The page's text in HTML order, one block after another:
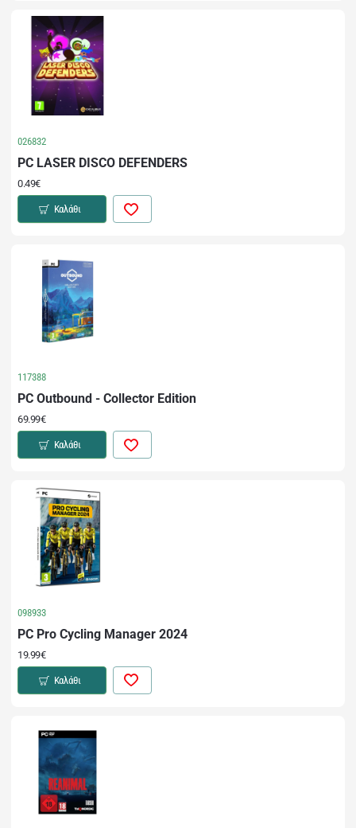
026832
PC LASER DISCO DEFENDERS
0.49€
Καλάθι
117388
PC Outbound - Collector Edition
69.99€
Καλάθι
098933
PC Pro Cycling Manager 2024
19.99€
Καλάθι